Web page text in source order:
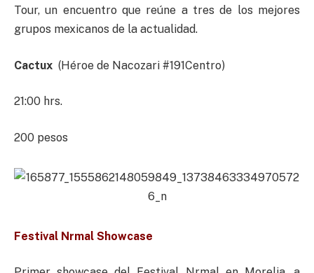
Tour, un encuentro que reúne a tres de los mejores
grupos mexicanos de la actualidad.
Cactux (Héroe de Nacozari #191Centro)
21:00 hrs.
200 pesos
Festival Nrmal Showcase